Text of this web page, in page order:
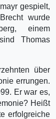
gespielt,
wurde
einem
Thomas
über
errungen.
Er war es,
Heißt
erfolgreiche